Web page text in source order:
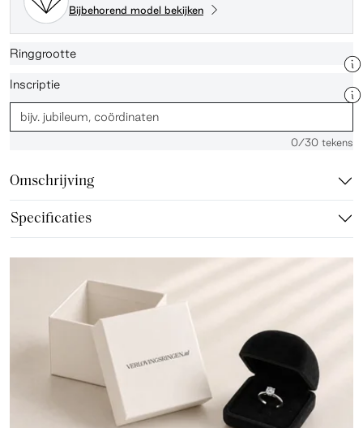
Bijbehorend model bekijken
Ringgrootte
Inscriptie
0/30 tekens
Omschrijving
Specificaties